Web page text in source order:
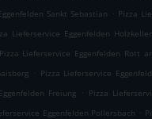
Sankt Sebastian . Pizza
Lieferservice Eggenfelden Holzkeller
Pizza Lieferservice Eggenfelden Rott
. Pizza Lieferservice
Freiung . Pizza
Eggenfelden Pollersbach .